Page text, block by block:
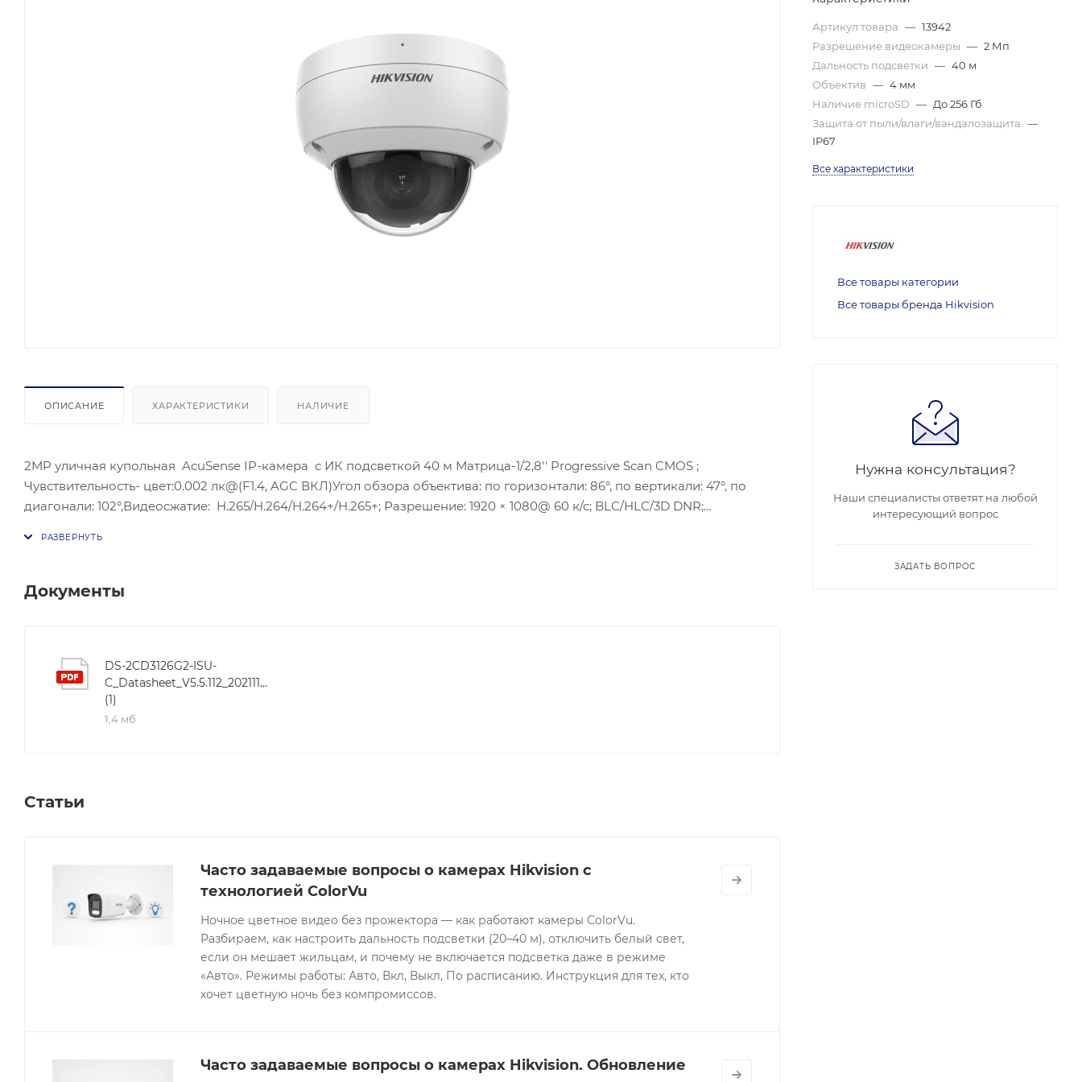
ОПИСАНИЕ ХАРАКТЕРИСТИКИ НАЛИЧИЕ
2MP уличная купольная AcuSense IP-камера с ИК подсветкой 40 м Матрица-1/2,8'' Progressive Scan CMOS ;
Чувствительность- цвет:0.002 лк@(F1.4, AGC ВКЛ)Угол обзора объектива: по горизонтали: 86°, по вертикали: 47°, по
диагонали: 102°,Видеосжатие: H.265/H.264/H.264+/H.265+; Разрешение: 1920 × 1080@ 60 к/с; BLC/HLC/3D DNR;
Документы
DS-2CD3126G2-ISU-
C_Datasheet_V5.5.112_20211130
(1)
1,4 мб
Статьи
Часто задаваемые вопросы о камерах Hikvision с
технологией ColorVu
Ночное цветное видео без прожектора — как работают камеры ColorVu.
Разбираем, как настроить дальность подсветки (20–40 м), отключить белый свет,
если он мешает жильцам, и почему не включается подсветка даже в режиме
«Авто». Режимы работы: Авто, Вкл, Выкл, По расписанию. Инструкция для тех, кто
хочет цветную ночь без компромиссов.
Часто задаваемые вопросы о камерах Hikvision. Обновление
Артикул товара — 13942
Разрешение видеокамеры — 2 Мп
Дальность подсветки — 40 м
Объектив — 4 мм
Наличие microSD — До 256 Гб
Защита от пыли/влаги/вандалозащита —
IP67
Все характеристики
Все товары категории
Все товары бренда Hikvision
Нужна консультация?
Наши специалисты ответят на любой
интересующий вопрос
ЗАДАТЬ ВОПРОС